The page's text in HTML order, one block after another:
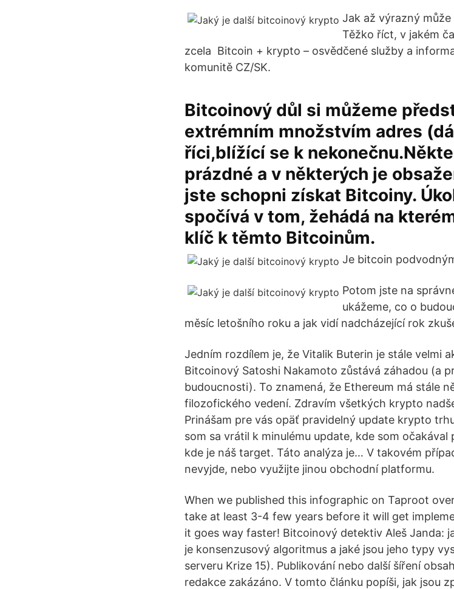
Jak až výrazný
Těžko říct, v jakém
zcela Bitcoin + krypto – osvědčené služby a
komunitě CZ/SK.
Bitcoinový důl si můžeme
extrémním množstvím adres
říci,blížící se k
prázdné a v některých je
jste schopni získat Bitcoiny.
spočívá v tom, žehádá na
klíč k těmto Bitcoinům.
Je bitcoin
Potom jste na
ukážeme, co o
měsíc letošního roku a jak vidí nadcházející rok
Jedním rozdílem je, že Vitalik Buterin je stále velmi
Bitcoinový Satoshi Nakamoto zůstává záhadou (a
budoucnosti). To znamená, že Ethereum má stále
filozofického vedení. Zdravím všetkých krypto
Prinášam pre vás opäť pravidelný update krypto
som sa vrátil k minulému update, kde som očakával
kde je náš target. Táto analýza je… V takovém
nevyjde, nebo využijte jinou obchodní platformu.
When we published this infographic on Taproot
take at least 3-4 few years before it will get
it goes way faster! Bitcoinový detektiv Aleš Janda:
je konsenzusový algoritmus a jaké jsou jeho typy
serveru Krize 15). Publikování nebo další šíření
redakce zakázáno. V tomto článku popíši, jak jsou